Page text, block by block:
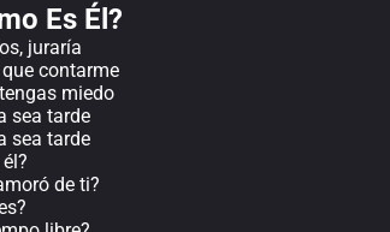
Es Él?
juraría
contarme
miedo
sea tarde
sea tarde
de ti?